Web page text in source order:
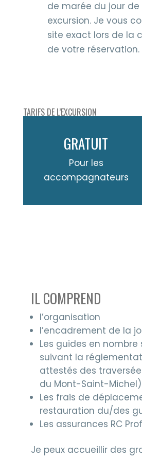
de marée du jour de
excursion. Je vous
site exact lors de la
de votre réservation.
TARIFS DE L’EXCURSION
GRATUIT
Pour les
accompagnateurs
IL COMPREND
l’organisation
l’encadrement de la
Les guides en
suivant la
attestés des
du Mont-Saint-Michel)
Les frais de
restauration du/des
Les assurances RC
Je peux accueillir des